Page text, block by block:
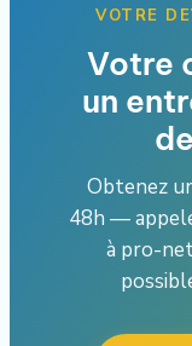
VOTRE
Votre
un
Obtenez
48h —
à pro-